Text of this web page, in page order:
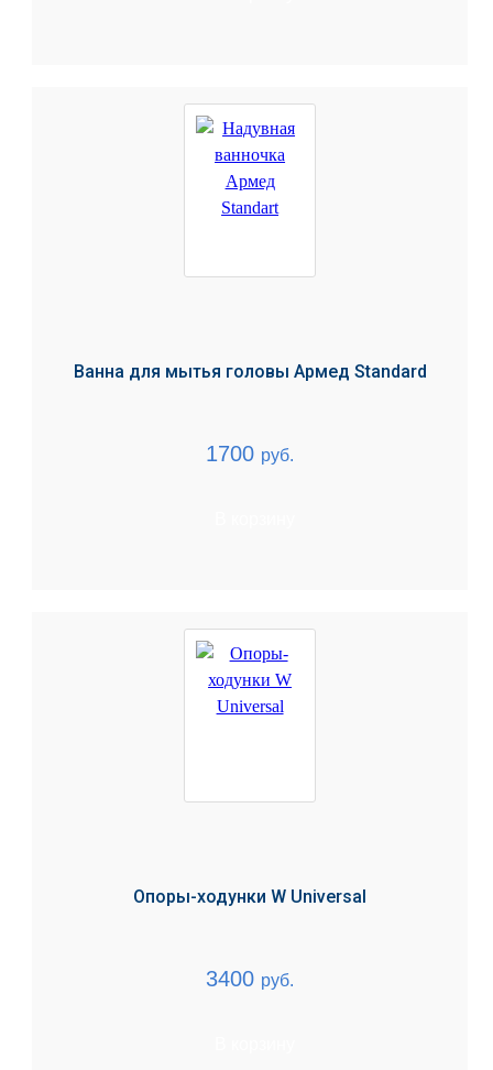
Ванна для мытья головы Армед Standard
1700 руб.
Опоры-ходунки W Universal
3400 руб.